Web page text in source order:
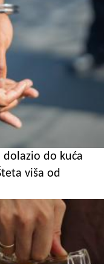
dolazio do kuća
viša od